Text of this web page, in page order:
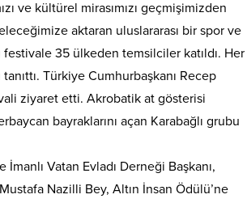
ve kültürel mirasımızı geçmişimizden
aktaran uluslararası bir spor ve
35 ülkeden temsilciler katıldı. Her
Türkiye Cumhurbaşkanı Recep
ziyaret etti. Akrobatik at gösterisi
bayraklarını açan Karabağlı grubu
Vatan Evladı Derneği Başkanı,
Nazilli Bey, Altın İnsan Ödülü’ne